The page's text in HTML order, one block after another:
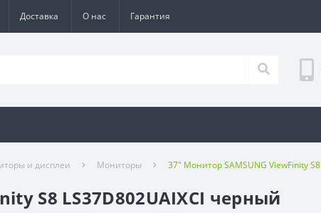
Доставка О нас Гарантия
и дисплеи Мониторы 37" Монитор SAMSUNG ViewFinity
S8 LS37D802UAIXCI черный